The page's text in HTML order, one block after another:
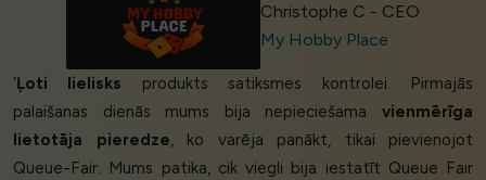
Christophe C - CEO
My Hobby Place
‘Ļoti lielisks produkts satiksmes kontrolei. Pirmajās
palaišanas dienās mums bija nepieciešama vienmērīga
lietotāja pieredze, ko varēja panākt, tikai pievienojot
Queue-Fair. Mums patika, cik viegli bija iestatīt Queue Fair